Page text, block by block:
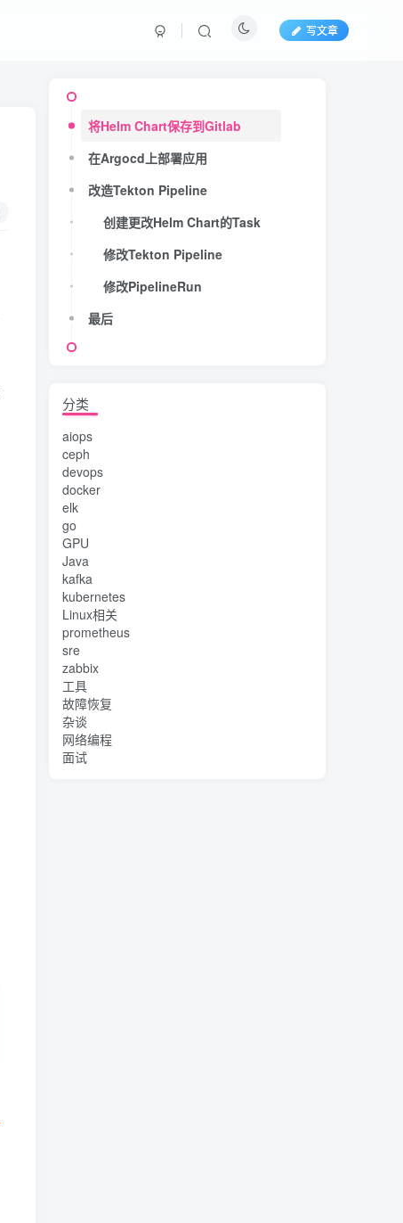
写文章
将Helm Chart保存到Gitlab
在Argocd上部署应用
改造Tekton Pipeline
创建更改Helm Chart的Task
修改Tekton Pipeline
修改PipelineRun
最后
分类
aiops
ceph
devops
docker
elk
go
GPU
Java
kafka
kubernetes
Linux相关
prometheus
sre
zabbix
工具
故障恢复
杂谈
网络编程
面试